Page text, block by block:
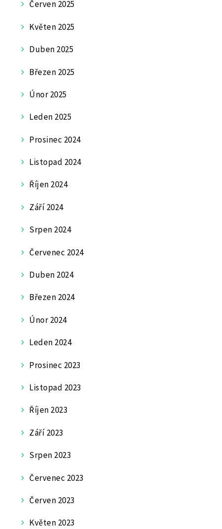
Červen 2025
Květen 2025
Duben 2025
Březen 2025
Únor 2025
Leden 2025
Prosinec 2024
Listopad 2024
Říjen 2024
Září 2024
Srpen 2024
Červenec 2024
Duben 2024
Březen 2024
Únor 2024
Leden 2024
Prosinec 2023
Listopad 2023
Říjen 2023
Září 2023
Srpen 2023
Červenec 2023
Červen 2023
Květen 2023